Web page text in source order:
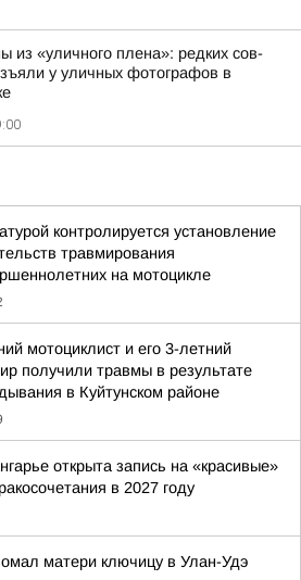
из «уличного плена»: редких сов-
у уличных фотографов в
контролируется установление
травмирования
на мотоцикле
мотоциклист и его 3-летний
получили травмы в результате
в Куйтунском районе
открыта запись на «красивые»
в 2027 году
матери ключицу в Улан-Удэ